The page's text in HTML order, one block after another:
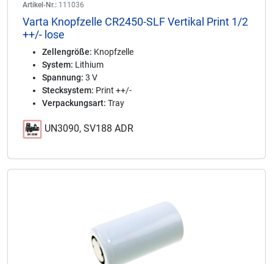
Artikel-Nr.: 111036
Varta Knopfzelle CR2450-SLF Vertikal Print 1/2
++/- lose
Zellengröße: Knopfzelle
System: Lithium
Spannung: 3 V
Stecksystem: Print ++/-
Verpackungsart: Tray
UN3090, SV188 ADR